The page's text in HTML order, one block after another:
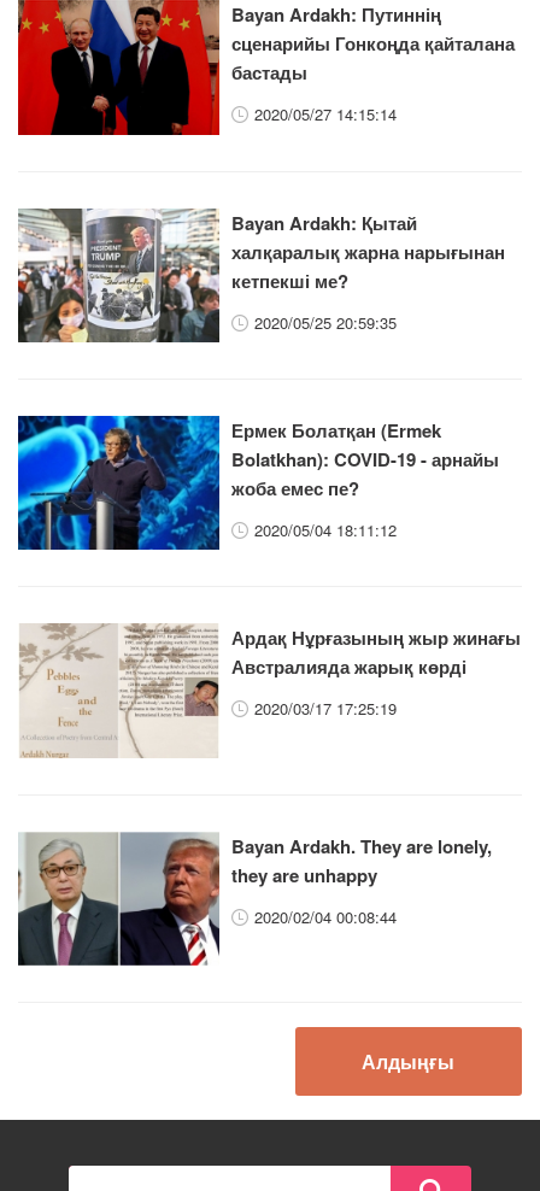
​Bayan Ardakh: Путиннің
сценарийы Гонкоңда қайталана
бастады
2020/05/27 14:15:14
Bayan Ardakh: Қытай
халқаралық жарна нарығынан
кетпекші ме?
2020/05/25 20:59:35
Ермек Болатқан (Ermek
Bolatkhan): COVID-19 - арнайы
жоба емес пе?
2020/05/04 18:11:12
Ардақ Нұрғазының жыр жинағы
Австралияда жарық көрді
2020/03/17 17:25:19
Bayan Ardakh. They are lonely,
they are unhappy
2020/02/04 00:08:44
Алдыңғы